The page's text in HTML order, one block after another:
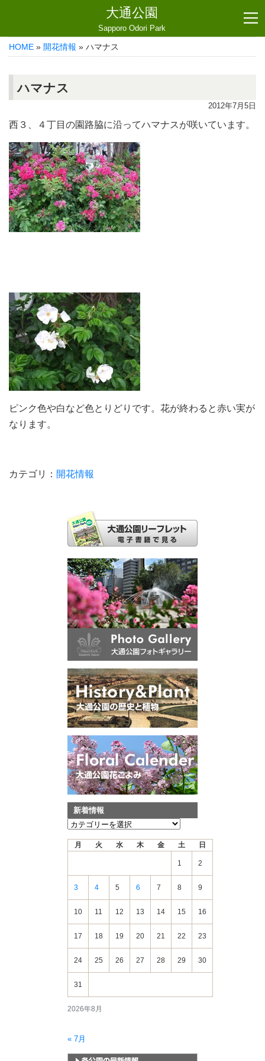
大通公園
Sapporo Odori Park
HOME » 開花情報 » ハマナス
ハマナス
2012年7月5日
西３、４丁目の園路脇に沿ってハマナスが咲いています。
ピンク色や白など色とりどりです。花が終わると赤い実が
なります。
カテゴリ： 開花情報
新着情報
新
2026年8月
月 火 水 木 金 土 日
1 2
3 4 5 6 7 8 9
10 11 12 13 14 15 16
17 18 19 20 21 22 23
24 25 26 27 28 29 30
31
« 7月